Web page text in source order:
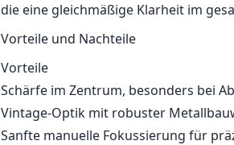
die eine gleichmäßige Klarheit im
Vorteile und Nachteile
Vorteile
Schärfe im Zentrum, besonders bei
Vintage-Optik mit robuster
Sanfte manuelle Fokussierung für